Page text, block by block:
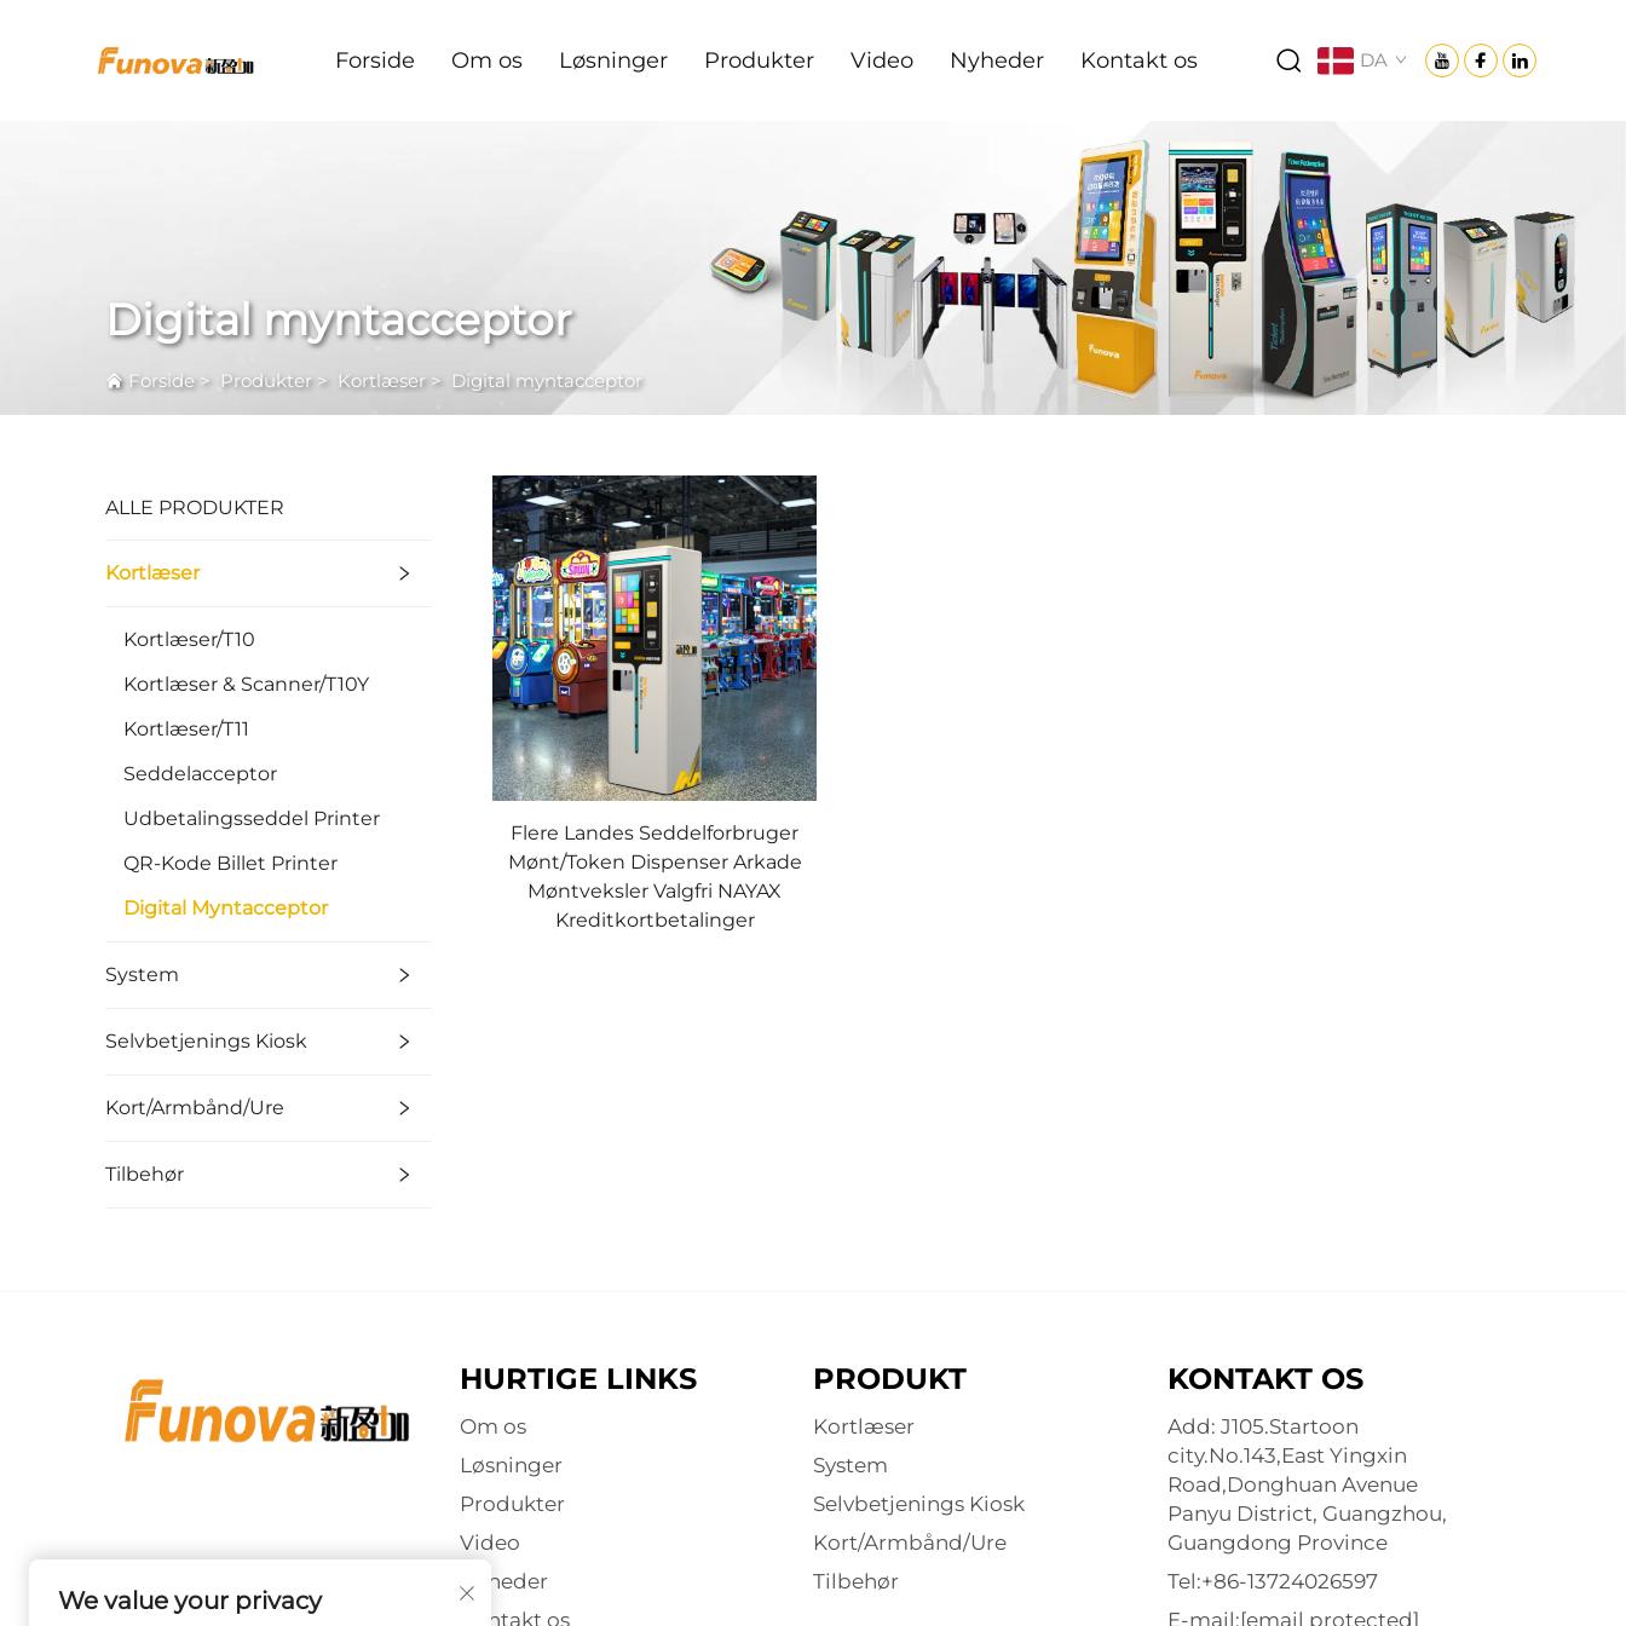
Forside Om os Løsninger Produkter Video Nyheder Kontakt os DA
Digital myntacceptor
Forside> Produkter > Kortlæser > Digital myntacceptor
ALLE PRODUKTER
Kortlæser
Kortlæser/T10
Kortlæser & Scanner/T10Y
Kortlæser/T11
Seddelacceptor
Udbetalingsseddel Printer
QR-Kode Billet Printer
Digital Myntacceptor
System
Selvbetjenings Kiosk
Kort/Armbånd/Ure
Tilbehør
Flere Landes Seddelforbruger
Mønt/Token Dispenser Arkade
Møntveksler Valgfri NAYAX
Kreditkortbetalinger
HURTIGE LINKS
Om os
Løsninger
Produkter
Video
Nyheder
Kontakt os
PRODUKT
Kortlæser
System
Selvbetjenings Kiosk
Kort/Armbånd/Ure
Tilbehør
KONTAKT OS
Add: J105.Startoon
city.No.143,East Yingxin
Road,Donghuan Avenue
Panyu District, Guangzhou,
Guangdong Province
Tel:+86-13724026597
E-mail:[email protected]
We value your privacy